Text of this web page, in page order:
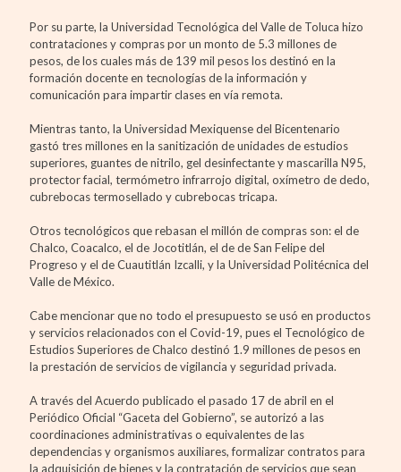
Por su parte, la Universidad Tecnológica del Valle de Toluca hizo
contrataciones y compras por un monto de 5.3 millones de
pesos, de los cuales más de 139 mil pesos los destinó en la
formación docente en tecnologías de la información y
comunicación para impartir clases en vía remota.
Mientras tanto, la Universidad Mexiquense del Bicentenario
gastó tres millones en la sanitización de unidades de estudios
superiores, guantes de nitrilo, gel desinfectante y mascarilla N95,
protector facial, termómetro infrarrojo digital, oxímetro de dedo,
cubrebocas termosellado y cubrebocas tricapa.
Otros tecnológicos que rebasan el millón de compras son: el de
Chalco, Coacalco, el de Jocotitlán, el de de San Felipe del
Progreso y el de Cuautitlán Izcalli, y la Universidad Politécnica del
Valle de México.
Cabe mencionar que no todo el presupuesto se usó en productos
y servicios relacionados con el Covid-19, pues el Tecnológico de
Estudios Superiores de Chalco destinó 1.9 millones de pesos en
la prestación de servicios de vigilancia y seguridad privada.
A través del Acuerdo publicado el pasado 17 de abril en el
Periódico Oficial “Gaceta del Gobierno”, se autorizó a las
coordinaciones administrativas o equivalentes de las
dependencias y organismos auxiliares, formalizar contratos para
la adquisición de bienes y la contratación de servicios que sean